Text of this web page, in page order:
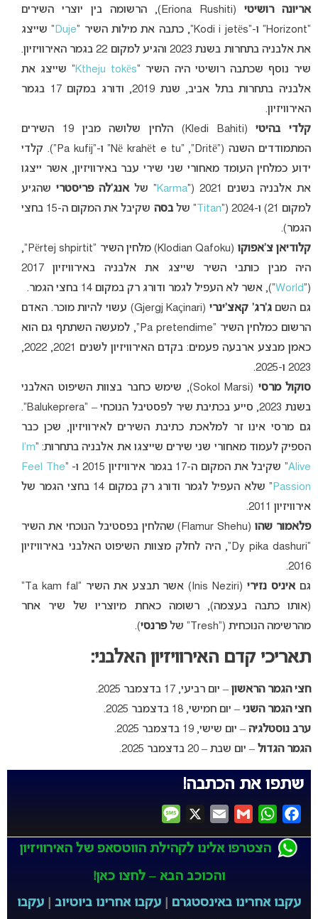
אריונה רושיטי
(Eriona Rushiti), הרשומה בין יוצרי השירים
“Horizont” ו-“Kodi i jetës”, כתבה את מילות השיר “
Duje” שייצג
את אלבניה בתחרות בשנת 2023 והגיע למקום 22 בגמר האירוויזיון.
שיר נוסף שכתבה רושיטי היה השיר “Ktheju tokës” שייצג את
אלבניה בתחרות בתל אביב, שנת 2019, ודורג במקום 17 בגמר
האירוויזיון.
קלדי בהיטי
(Kledi Bahiti) הלחין שלושה מבין 19 השירים
המתמודדים השנה (“Në krahët e tu” ,”Dritë” ו-“Pa kufij”). קלדי
ידוע כמלחין העומד מאחורי שני שירי עבר באירוויזיון, אשר ייצגו
את אלבניה בשנים 2021 (“
Karma” שלאנג’לה פריסטרי שהגיע
למקום 21) ו-2024 (“
Titan ” שלבסה
שקיבל את המקום ה-15 בחצי
הגמר).
קלודיאן צ’אפוקו
(Klodian Qafoku) מלחין השיר “Përtej shpirtit”,
היה מבין כותבי השיר שייצג את אלבניה באירוויזיון 2017
(“
World“), אשר לא העפיל לגמר ודורג רק במקום 14 בחצי הגמר.
גם השם ג’רג’ קאצ’ינרי
(Gjergj Kaçinari) עשוי להיות מוכר. האדם
הרשום כמלחין השיר “Pa pretendime”, למעשה השתתף גם הוא
כאמן מבצע ארבעה פעמים: בקדם האירוויזיון לשנים 2021, 2022,
2023 ו-2025.
סוקול מרסי
(Sokol Marsi), שימש כחבר בצוות השיפוט האלבני
בשנת 2023, סייע בכתיבת שיר לפסטיבל הנוכחי – “Balukeprera”.
גם מרסי אינו זר למלאכת כתיבת השירים לאירוויזיון, שכן כבר
הספיק לעמוד מאחורי שני שירים שייצגו את אלבניה בתחרות: “I’m
Alive” שקיבל את המקום ה-17 בגמר אירוויזיון 2015 ו- “
Feel The
Passion
” שלא העפיל לגמר ודורג רק במקום 14 בחצי הגמר של
אירוויזיון 2011.
פלאמור שהו
(Flamur Shehu) שהלחין בפסטיבל הנוכחי את השיר
“Dy pika dashuri”, היה לחלק מצוות השיפוט האלבני באירוויזיון
2016.
גםאיניס נזירי
(Inis Neziri) אשר תבצע את השיר “Ta kam fal”
(אותו כתבה בעצמה), רשומה כאחת מיוצריו של שיר אחר
מהרשימה הנוכחית (“Tresh” של
פרנסי).
תאריכי קדם האירוויזיון האלבני:
חצי הגמר הראשון – יום רביעי, 17 בדצמבר 2025.
חצי הגמר השני – יום חמישי, 18 בדצמבר 2025.
ערב נוסטלגיה – יום שישי, 19 בדצמבר 2025.
הגמר הגדול – יום שבת – 20 בדצמבר 2025.
שתפו את הכתבה!
Facebook
WhatsApp
Gmail
Email
הצטרפו אלינו לקהילת הווטסאפ של האירוויזיון
והכוכב הבא – לחצו כאן!
עקבו אחרינו באינסטגרם
עקבו אחרינו ביוטיוב
עקבו